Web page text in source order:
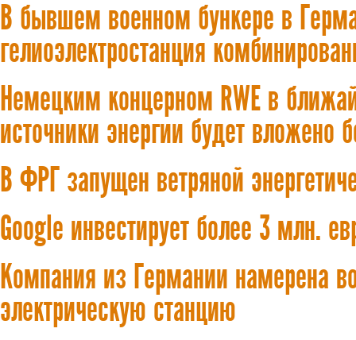
В бывшем военном бункере в
гелиоэлектростанция
Немецким концерном RWE в
источники энергии будет вложено
В ФРГ запущен ветряной
Google инвестирует более 3 млн.
Компания из Германии намерена
электрическую станцию